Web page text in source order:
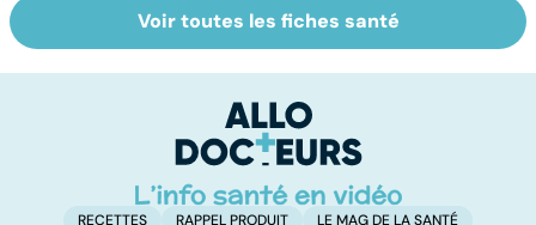
L'anosmie,
l'odorat en moins
AVC : quand le
cerveau fait une
Voir toutes les fiches santé
RECETTES RAPPEL PRODUIT LE MAG DE LA SANTÉ